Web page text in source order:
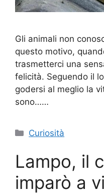
Gli animali non
questo motivo,
trasmetterci una
felicità. Seguendo il
godersi al meglio la
sono……
Categorie
Curiosità
Lampo, il
imparò a